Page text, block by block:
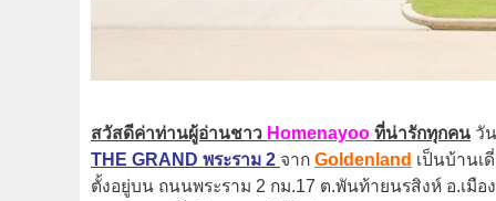
สวัสดีค่าท่านผู้อ่านชาว Homenayoo ที่น่ารักทุกคน วั
THE GRAND พระราม 2 จาก Goldenland เป็นบ้านเ
ตั้งอยู่บน ถนนพระราม 2 กม.17 ต.พันท้ายนรสิงห์ อ.เมื